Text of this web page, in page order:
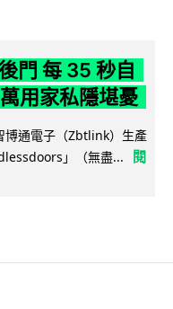
門 每 35 秒自
用家私隱堪憂
博通電子（Zbtlink）生產
」（無盡...
閱